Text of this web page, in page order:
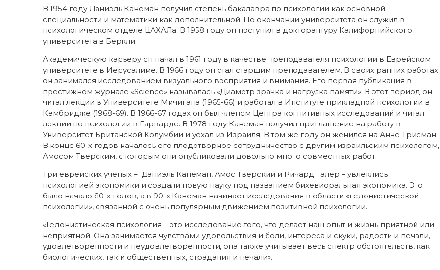
В 1954 году Даниэль Канеман получил степень бакалавра по психологии как основной
специальности и математики как дополнительной. По окончании университета он служил в
психологическом отделе ЦАХАЛа. В 1958 году он поступил в докторантуру Калифорнийского
университета в Беркли.
Академическую карьеру он начал в 1961 году в качестве преподавателя психологии в Еврейском
университете в Иерусалиме. В 1966 году он стал старшим преподавателем. В своих ранних работах
он занимался исследованием визуального восприятия и внимания. Его первая публикация в
престижном журнале «Science» называлась «Диаметр зрачка и нагрузка памяти». В этот период он
читал лекции в Университете Мичигана (1965-66) и работал в Институте прикладной психологии в
Кембридже (1968-69). В 1966-67 годах он был членом Центра когнитивных исследований и читал
лекции по психологии в Гарварде. В 1978 году Канеман получил приглашение на работу в
Университет Британской Колумбии и уехал из Израиля. В том же году он женился на Анне Трисман.
В конце 60-х годов началось его плодотворное сотрудничество с другим израильским психологом,
Амосом Тверским, с которым они опубликовали довольно много совместных работ.
Три еврейских ученых – Даниэль Канеман, Амос Тверский и Ричард Талер – увлеклись
психологией экономики и создали новую науку под названием бихевиоральная экономика. Это
было начало 80-х годов, а в 90-х Канеман начинает исследования в области «гедонистической
психологии», связанной с очень популярным движением позитивной психологии.
«Гедонистическая психология – это исследование того, что делает наш опыт и жизнь приятной или
неприятной. Она занимается чувствами удовольствия и боли, интереса и скуки, радости и печали,
удовлетворенности и неудовлетворенности, она также учитывает весь спектр обстоятельств, как
биологических, так и общественных, страдания и печали».